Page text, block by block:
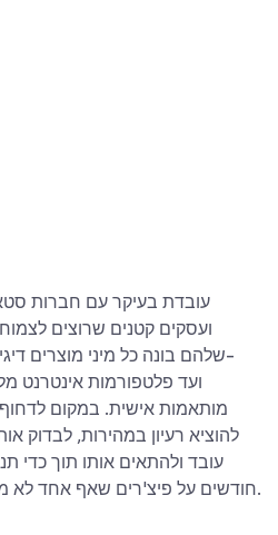
ועסקים קטנים שרוצים
שלהם בונה כל מיני מוצרים
מותאמות אישית. במקום
עובד ולהתאים אותו תוך כדי
חודשים על פיצ'רים שאף אחד לא משתמש בהם בסופו של דבר.